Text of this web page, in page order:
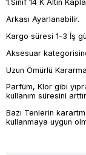
1.Sınıf 14 K Altın
Arkası Ayarlanabilir.
Kargo süresi 1-3 İş
Aksesuar
Uzun Ömürlü
Parfüm, Klor gibi
kullanım süresini
Bazı Tenlerin
kullanmaya uygun